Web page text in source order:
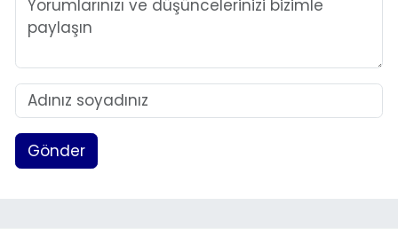
Gönder